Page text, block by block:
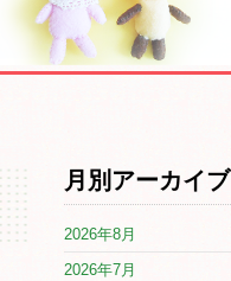
月別アーカイブ
2026年8月
2026年7月